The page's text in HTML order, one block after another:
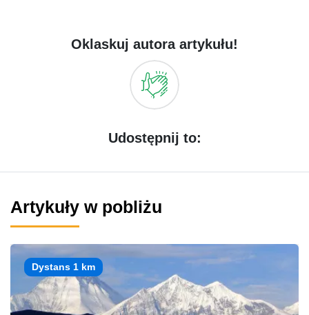
Oklaskuj autora artykułu!
Udostępnij to:
Artykuły w pobliżu
Dystans 1 km